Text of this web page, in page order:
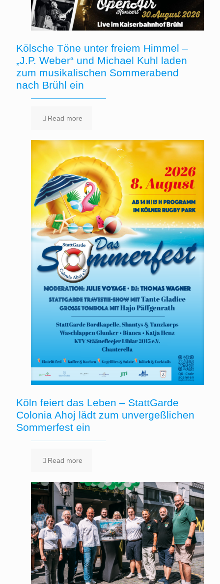
Kölsche Töne unter freiem Himmel –
„J.P. Weber“ und Michael Kuhl laden
zum musikalischen Sommerabend
nach Brühl ein
Read more
Köln feiert das Leben – StattGarde
Colonia Ahoj lädt zum unvergeßlichen
Sommerfest ein
Read more